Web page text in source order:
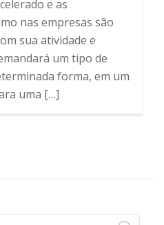
e as
nas empresas são
sua atividade e
um tipo de
forma, em um
uma […]